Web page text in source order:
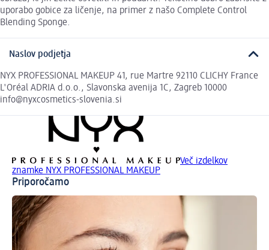
uporabo gobice za ličenje, na primer z našo Complete Control
Blending Sponge.
Naslov podjetja
NYX PROFESSIONAL MAKEUP 41, rue Martre 92110 CLICHY France
L'Oréal ADRIA d.o.o., Slavonska avenija 1C, Zagreb 10000
info@nyxcosmetics-slovenia.si
Več izdelkov
znamke NYX PROFESSIONAL MAKEUP
Priporočamo